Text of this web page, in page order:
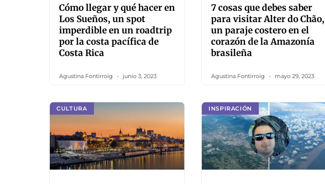
Cómo llegar y qué hacer en
Los Sueños, un spot
imperdible en un roadtrip
por la costa pacífica de
Costa Rica
Agustina Fontirroig junio 3, 2023
7 cosas que debes saber
para visitar Alter do Chão,
un paraje costero en el
corazón de la Amazonía
brasileña
Agustina Fontirroig mayo 29, 2023
CULTURA INSPIRACIÓN